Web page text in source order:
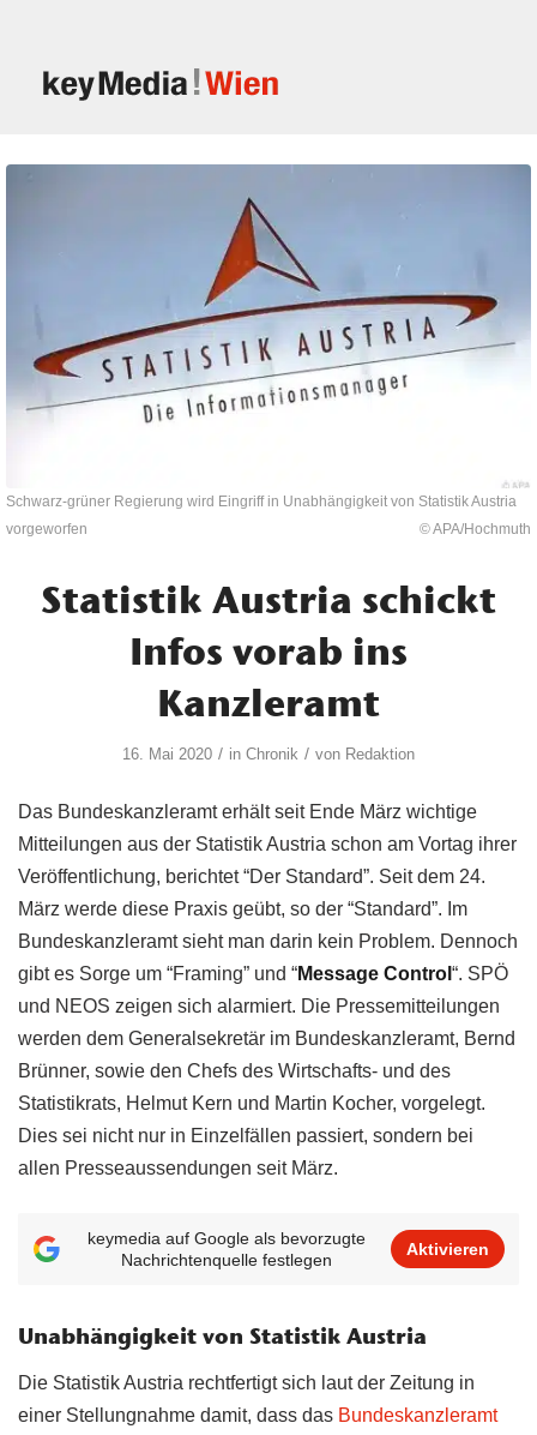
Schwarz-grüner Regierung wird Eingriff in Unabhängigkeit von Statistik Austria
vorgeworfen
© APA/Hochmuth
Statistik Austria schickt
Infos vorab ins
Kanzleramt
16. Mai 2020 / in Chronik / von Redaktion
Das Bundeskanzleramt erhält seit Ende März wichtige
Mitteilungen aus der Statistik Austria schon am Vortag ihrer
Veröffentlichung, berichtet “Der Standard”. Seit dem 24.
März werde diese Praxis geübt, so der “Standard”. Im
Bundeskanzleramt sieht man darin kein Problem. Dennoch
gibt es Sorge um “Framing” und “Message Control “. SPÖ
und NEOS zeigen sich alarmiert. Die Pressemitteilungen
werden dem Generalsekretär im Bundeskanzleramt, Bernd
Brünner, sowie den Chefs des Wirtschafts- und des
Statistikrats, Helmut Kern und Martin Kocher, vorgelegt.
Dies sei nicht nur in Einzelfällen passiert, sondern bei
allen Presseaussendungen seit März.
keymedia auf Google als bevorzugte
Nachrichtenquelle festlegen
Aktivieren
Unabhängigkeit von Statistik Austria
Die Statistik Austria rechtfertigt sich laut der Zeitung in
einer Stellungnahme damit, dass das Bundeskanzleramt